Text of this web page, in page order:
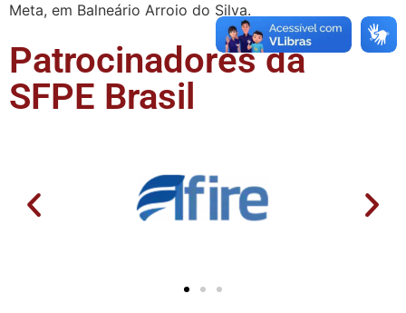
Meta, em Balneário Arroio do Silva.
Patrocinadores da
SFPE Brasil